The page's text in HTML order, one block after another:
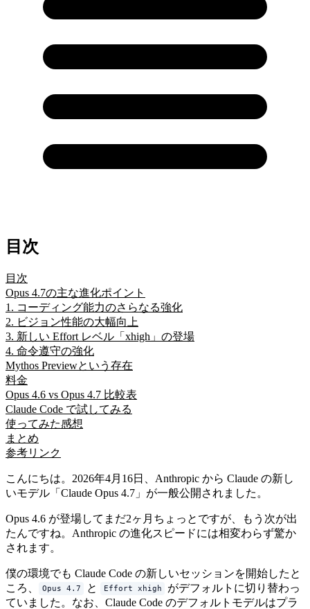
目次
目次
Opus 4.7の主な進化ポイント
1. コーディング能力のさらなる強化
2. ビジョン性能の大幅向上
3. 新しい Effort レベル「xhigh」の登場
4. 命令遵守の強化
Mythos Previewという存在
料金
Opus 4.6 vs Opus 4.7 比較表
Claude Code で試してみる
使ってみた感想
まとめ
参考リンク
こんにちは。2026年4月16日、Anthropic から Claude の新し
いモデル「Claude Opus 4.7」が一般公開されました。
Opus 4.6 が登場してまだ2ヶ月ちょっとですが、もう次が出
たんですね。Anthropic の進化スピードには相変わらず驚か
されます。
僕の環境でも Claude Code の新しいセッションを開始したと
ころ、
Opus 4.7 と Effort xhigh
がデフォルトに切り替わっ
ていました。なお、Claude Code のデフォルトモデルはプラ